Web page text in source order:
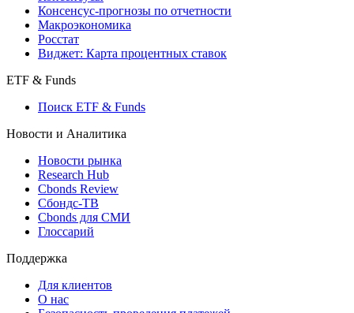
Поиск индексов
Страницы стран
Создать индекс
Консенсусы
Макроэкономика
Виджет: Карта процентных ставок
ETF & Funds
Поиск ETF & Funds
Новости и Аналитика
Новости рынка
Research Hub
Сбондс-ТВ
Глоссарий